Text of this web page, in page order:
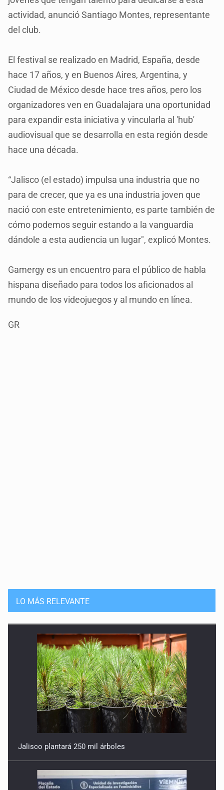
actividad, anunció Santiago Montes, representante
del club.
El festival se realizado en Madrid, España, desde
hace 17 años, y en Buenos Aires, Argentina, y
Ciudad de México desde hace tres años, pero los
organizadores ven en Guadalajara una oportunidad
para expandir esta iniciativa y vincularla al 'hub'
audiovisual que se desarrolla en esta región desde
hace una década.
“Jalisco (el estado) impulsa una industria que no
para de crecer, que ya es una industria joven que
nació con este entretenimiento, es parte también de
cómo podemos seguir estando a la vanguardia
dándole a esta audiencia un lugar", explicó Montes.
Gamergy es un encuentro para el público de habla
hispana diseñado para todos los aficionados al
mundo de los videojuegos y al mundo en línea.
GR
LO MÁS RELEVANTE
Jalisco plantará 250 mil árboles